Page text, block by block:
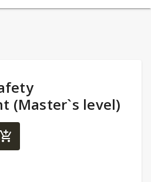
:
(Master`s level)
Safety Management (Master`s